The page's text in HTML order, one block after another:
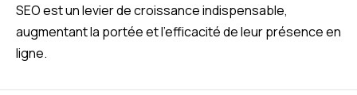
SEO est un levier de croissance indispensable,
augmentant la portée et l’efficacité de leur présence en
ligne.